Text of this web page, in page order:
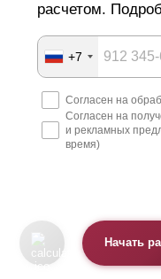
расчетом.
+7
Согласен на
Согласен на
и рекламных
время)
Начать